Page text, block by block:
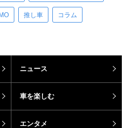
推し車 コラム
ニュース
車を楽しむ
エンタメ